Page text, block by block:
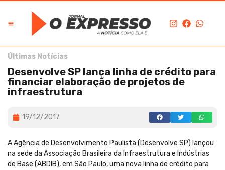
Últimas Notícias
Desenvolve SP lança linha de crédito para
financiar elaboração de projetos de
infraestrutura
19/12/2017
A Agência de Desenvolvimento Paulista (Desenvolve SP) lançou
na sede da Associação Brasileira da Infraestrutura e Indústrias
de Base (ABDIB), em São Paulo, uma nova linha de crédito para